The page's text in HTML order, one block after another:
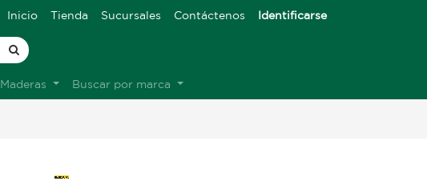
Inicio Tienda Sucursales Contáctenos Identificarse
Maderas Buscar por marca